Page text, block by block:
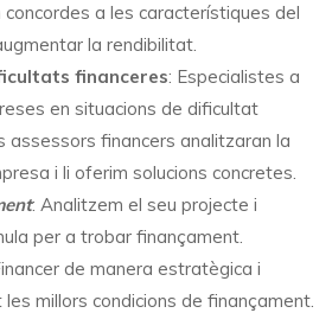
a les característiques del
la rendibilitat.
financeres: Especialistes a
en situacions de dificultat
assessors financers analitzaran la
i li oferim solucions concretes.
: Analitzem el seu projecte i
per a trobar finançament.
de manera estratègica i
millors condicions de finançament.